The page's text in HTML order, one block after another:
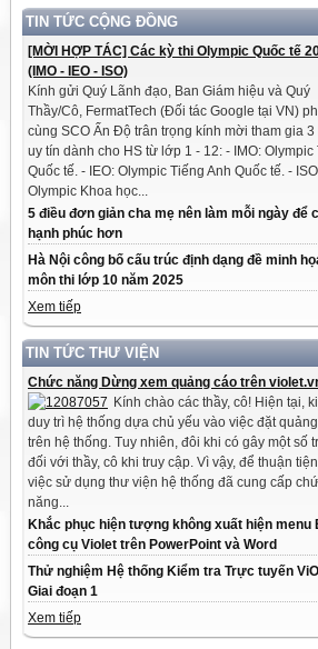
TIN TỨC CỘNG ĐỒNG
[MỜI HỢP TÁC] Các kỳ thi Olympic Quốc tế
(IMO - IEO - ISO)
Kính gửi Quý Lãnh đạo, Ban Giám hiệu và Quý
Thầy/Cô, FermatTech (Đối tác Google tại VN)
cùng SCO Ấn Độ trân trọng kính mời tham gia 3
uy tín dành cho HS từ lớp 1 - 12: - IMO: Olympic
Quốc tế. - IEO: Olympic Tiếng Anh Quốc tế. -
Olympic Khoa học...
5 điều đơn giản cha mẹ nên làm mỗi ngày để
hạnh phúc hơn
Hà Nội công bố cấu trúc định dạng đề minh
môn thi lớp 10 năm 2025
Xem tiếp
TIN TỨC THƯ VIỆN
Chức năng Dừng xem quảng cáo trên
Kính chào các thầy, cô! Hiện tại,
duy trì hệ thống dựa chủ yếu vào việc đặt
trên hệ thống. Tuy nhiên, đôi khi có gây một số
đối với thầy, cô khi truy cập. Vì vậy, để thuận
việc sử dụng thư viện hệ thống đã cung cấp
năng...
Khắc phục hiện tượng không xuất hiện menu
công cụ Violet trên PowerPoint và Word
Thử nghiệm Hệ thống Kiểm tra Trực tuyến
Giai đoạn 1
Xem tiếp